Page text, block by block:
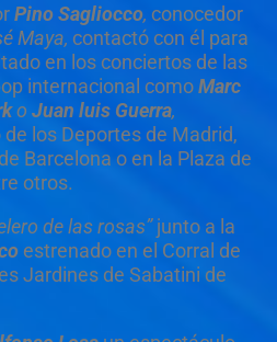
Pino Sagliocco, conocedor
éMaya, contactó con él para
en los conciertos de las
internacional comoMarc
o Juan luis Guerra,
los Deportes de Madrid,
Barcelona o en la Plaza de
otros.
de las rosas”junto a la
estrenado en el Corral de
Jardines de Sabatini de